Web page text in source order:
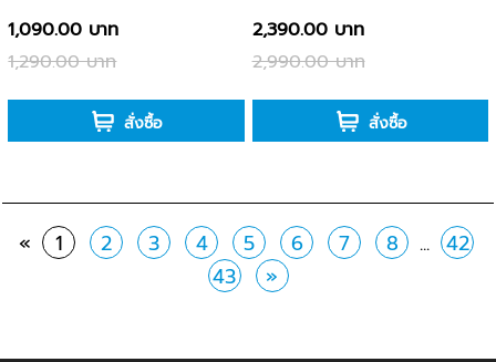
1,090.00 บาท
1,290.00 บาท
สั่งซื้อ
2,390.00 บาท
2,990.00 บาท
สั่งซื้อ
« 1 2 3 4 5 6 7 8 ... 42
43
»